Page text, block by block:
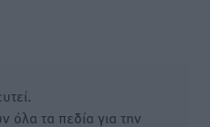
τα πεδία για την